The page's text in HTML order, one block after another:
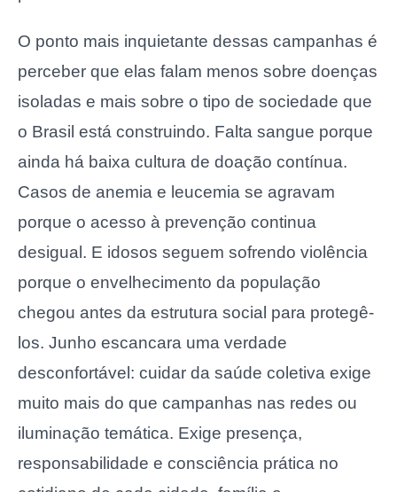
O ponto mais inquietante dessas campanhas é
perceber que elas falam menos sobre doenças
isoladas e mais sobre o tipo de sociedade que
o Brasil está construindo. Falta sangue porque
ainda há baixa cultura de doação contínua.
Casos de anemia e leucemia se agravam
porque o acesso à prevenção continua
desigual. E idosos seguem sofrendo violência
porque o envelhecimento da população
chegou antes da estrutura social para protegê-
los. Junho escancara uma verdade
desconfortável: cuidar da saúde coletiva exige
muito mais do que campanhas nas redes ou
iluminação temática. Exige presença,
responsabilidade e consciência prática no